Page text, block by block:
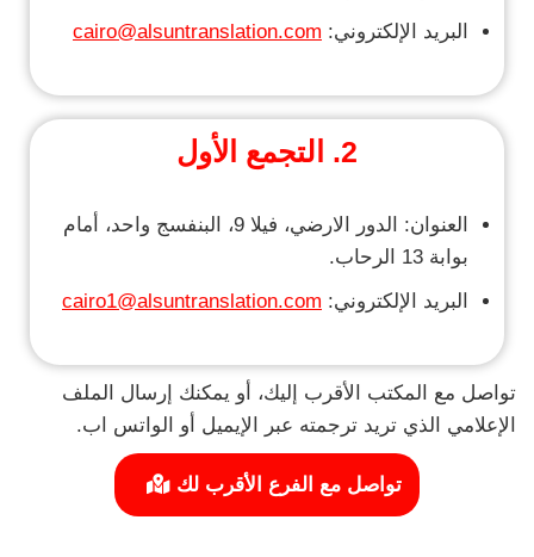
البريد الإلكتروني: cairo@alsuntranslation.com
2. التجمع الأول
العنوان: الدور الارضي، فيلا 9، البنفسج واحد، أمام
بوابة 13 الرحاب.
البريد الإلكتروني: cairo1@alsuntranslation.com
تواصل مع المكتب الأقرب إليك، أو يمكنك إرسال الملف
الإعلامي الذي تريد ترجمته عبر الإيميل أو الواتس اب.
تواصل مع الفرع الأقرب لك